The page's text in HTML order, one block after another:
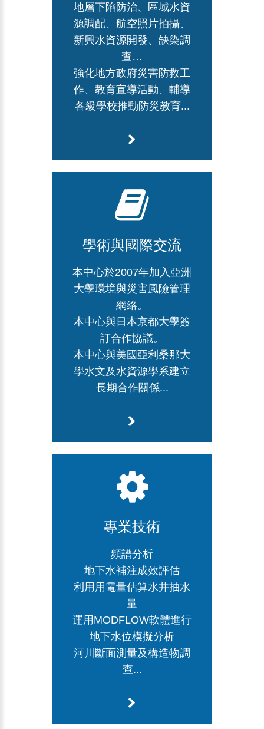
地層下陷防治、區域水資
源調配、航空照片拍攝、
新興水資源開發、缺染調
查…
強化地方政府災害防救工
作、教育宣導活動、輔導
各級學校推動防災教育...
學術與國際交流
本中心於2007年加入亞洲
大學環境與災害風險管理
網絡。
本中心與日本京都大學簽
訂合作協議。
本中心與美國亞利桑那大
學水文及水資源學系建立
長期合作關係...
專業技術
頻譜分析
地下水補注成效評估
利用用電量估算水井抽水
量
運用MODFLOW軟體進行
地下水位模擬分析
河川斷面測量及構造物調
查...